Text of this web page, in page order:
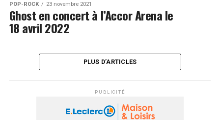
POP-ROCK 23 novembre 2021
Ghost en concert à l’Accor Arena le
18 avril 2022
PLUS D’ARTICLES
PUBLICITÉ